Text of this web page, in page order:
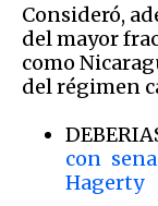
Consideró,
del mayor
como
del régimen
con
Hagerty